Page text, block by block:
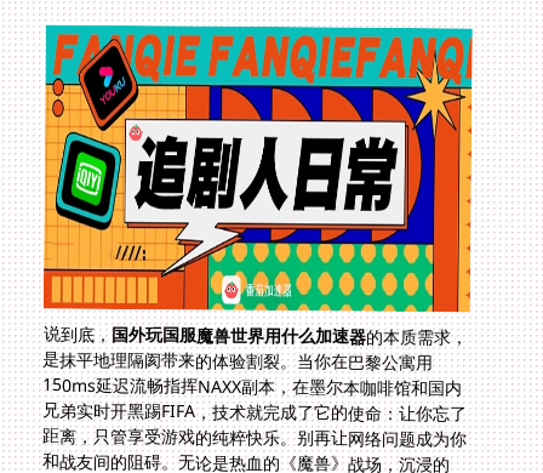
说到底，国外玩国服魔兽世界用什么加速器的本质需求，
是抹平地理隔阂带来的体验割裂。当你在巴黎公寓用
150ms延迟流畅指挥NAXX副本，在墨尔本咖啡馆和国内
兄弟实时开黑踢FIFA，技术就完成了它的使命：让你忘了
距离，只管享受游戏的纯粹快乐。别再让网络问题成为你
和战友间的阻碍。无论是热血的《魔兽》战场，沉浸的